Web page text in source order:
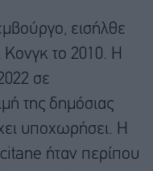
εισήλθε
Κονγκ το 2010. Η
σε
της δημόσιας
υποχωρήσει. Η
ήταν περίπου